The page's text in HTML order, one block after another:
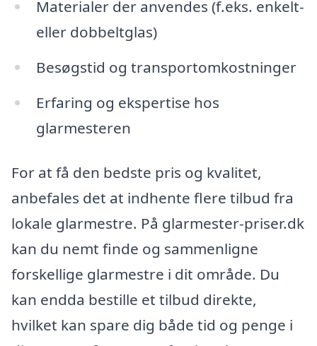
Materialer der anvendes (f.eks. enkelt-
eller dobbeltglas)
Besøgstid og transportomkostninger
Erfaring og ekspertise hos
glarmesteren
For at få den bedste pris og kvalitet,
anbefales det at indhente flere tilbud fra
lokale glarmestre. På glarmester-priser.dk
kan du nemt finde og sammenligne
forskellige glarmestre i dit område. Du
kan endda bestille et tilbud direkte,
hvilket kan spare dig både tid og penge i